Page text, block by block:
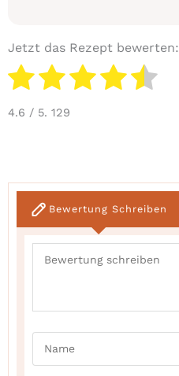
Jetzt das Rezept bewerten:
4.6 / 5. 129
Bewertung Schreiben